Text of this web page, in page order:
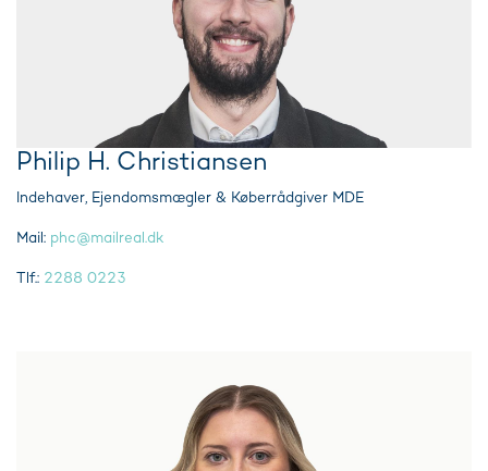
Philip H. Christiansen
Indehaver, Ejendomsmægler & Køberrådgiver MDE
Mail: phc@mailreal.dk
Tlf.: 2288 0223